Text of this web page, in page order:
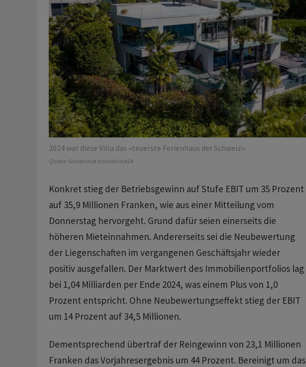
2024 war diese Villa das «teuerste Ferienhaus der Schweiz».
Quelle: Screenshot ImmoScout24
Konkret stieg der Betriebsgewinn auf Stufe EBIT um 35 Prozent
auf 35,9 Millionen Franken, wie aus einer Mitteilung vom
Donnerstag hervorgeht. Grund dafür seien einerseits die
höheren Mieteinnahmen. Andererseits sei die Neubewertung
der Liegenschaften im vergangenen Geschäftsjahr wieder
positiv ausgefallen. Der Marktwert des Immobilienportfolios lag
bei 1,04 Milliarden per Ende 2024, was einem Plus von 1,0
Prozent entspricht. Ohne Neubewertungseffekt stieg der EBIT
um 14 Prozent auf 34,5 Millionen.
Dementsprechend übertraf der Reingewinn von 23,1 Millionen
Franken das Vorjahresergebnis um 44 Prozent. Bereinigt um das